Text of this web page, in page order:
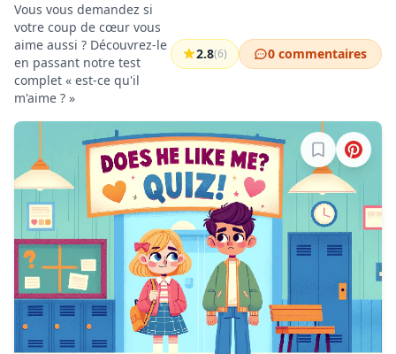
Vous vous demandez si
votre coup de cœur vous
aime aussi ? Découvrez-le
en passant notre test
complet « est-ce qu'il
m'aime ? »
2.8(6) 0 commentaires